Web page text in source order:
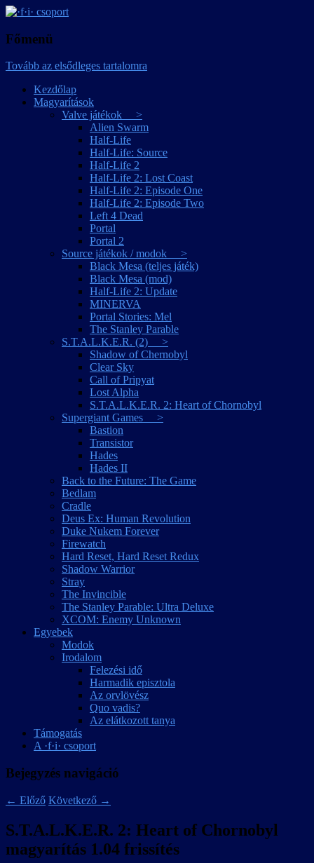
·f·i· csoport
Főmenü
Tovább az elsődleges tartalomra
Kezdőlap
Magyarítások
Valve játékok >
Alien Swarm
Half-Life
Half-Life: Source
Half-Life 2
Half-Life 2: Lost Coast
Half-Life 2: Episode One
Half-Life 2: Episode Two
Left 4 Dead
Portal
Portal 2
Source játékok / modok >
Black Mesa (teljes játék)
Black Mesa (mod)
Half-Life 2: Update
MINERVA
Portal Stories: Mel
The Stanley Parable
S.T.A.L.K.E.R. (2) >
Shadow of Chernobyl
Clear Sky
Call of Pripyat
Lost Alpha
S.T.A.L.K.E.R. 2: Heart of Chornobyl
Supergiant Games >
Bastion
Transistor
Hades
Hades II
Back to the Future: The Game
Bedlam
Cradle
Deus Ex: Human Revolution
Duke Nukem Forever
Firewatch
Hard Reset, Hard Reset Redux
Shadow Warrior
Stray
The Invincible
The Stanley Parable: Ultra Deluxe
XCOM: Enemy Unknown
Egyebek
Modok
Irodalom
Felezési idő
Harmadik episztola
Az orvlövész
Quo vadis?
Az elátkozott tanya
Támogatás
A ·f·i· csoport
Bejegyzés navigáció
← Előző Következő →
S.T.A.L.K.E.R. 2: Heart of Chornobyl
magyarítás 1.04 frissítés